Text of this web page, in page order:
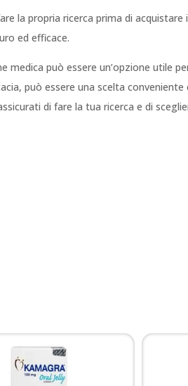
la propria ricerca prima di
ed efficace.
medica può essere un’opzione utile
può essere una scelta
di fare la tua ricerca e di